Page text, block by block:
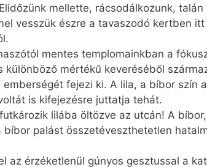
mellette, rácsodálkozunk,
vesszük észre a tavaszodó kertben
mentes templomainkban a
különböző mértékű keveréséből
fejezi ki. A lila, a bíbor szín
is kifejezésre juttatja tehát.
lilába öltözve az utcán! A
palást összetéveszthetetlen
az érzéketlenül gúnyos gesztussal a